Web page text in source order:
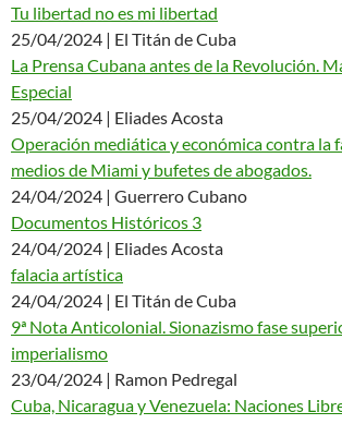
Tu libertad no es mi libertad
25/04/2024 | El Titán de Cuba
La Prensa Cubana antes de la Revolución.
Especial
25/04/2024 | Eliades Acosta
Operación mediática y económica contra la
medios de Miami y bufetes de abogados.
24/04/2024 | Guerrero Cubano
Documentos Históricos 3
24/04/2024 | Eliades Acosta
falacia artística
24/04/2024 | El Titán de Cuba
9ª Nota Anticolonial. Sionazismo fase
imperialismo
23/04/2024 | Ramon Pedregal
Cuba, Nicaragua y Venezuela: Naciones